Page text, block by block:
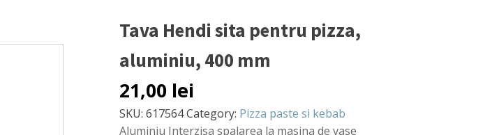
Tava Hendi sita pentru pizza,
aluminiu, 400 mm
21,00 lei
SKU: 617564Category: Pizza paste si kebab
Aluminiu Interzisa spalarea la masina de vase